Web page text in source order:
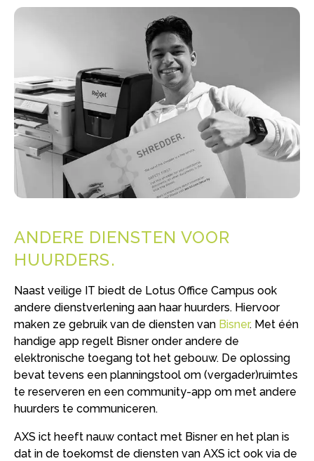
ANDERE DIENSTEN VOOR
HUURDERS
Naast veilige IT biedt de Lotus Office Campus ook
andere dienstverlening aan haar huurders. Hiervoor
maken ze gebruik van de diensten van Bisner. Met één
handige app regelt Bisner onder andere de
elektronische toegang tot het gebouw. De oplossing
bevat tevens een planningstool om (vergader)ruimtes
te reserveren en een community-app om met andere
huurders te communiceren.
AXS ict heeft nauw contact met Bisner en het plan is
dat in de toekomst de diensten van AXS ict ook via de